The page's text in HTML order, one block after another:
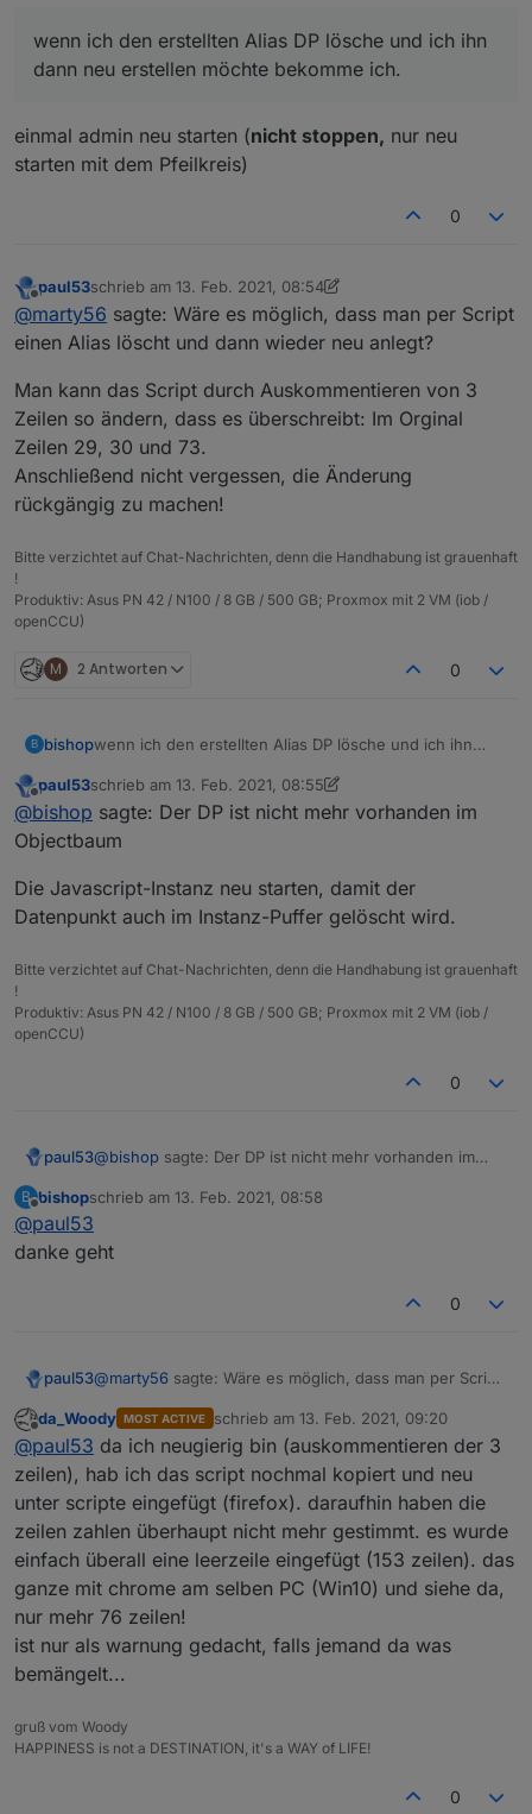
wenn ich den erstellten Alias DP lösche und ich ihn
dann neu erstellen möchte bekomme ich.
einmal admin neu starten (nicht stoppen, nur neu
starten mit dem Pfeilkreis)
0
Offline
paul53schrieb am 13. Feb. 2021, 08:54
zuletzt editiert von paul53
@marty56 sagte: Wäre es möglich, dass man per Script
einen Alias löscht und dann wieder neu anlegt?
Man kann das Script durch Auskommentieren von 3
Zeilen so ändern, dass es überschreibt: Im Orginal
Zeilen 29, 30 und 73.
Anschließend nicht vergessen, die Änderung
rückgängig zu machen!
Bitte verzichtet auf Chat-Nachrichten, denn die Handhabung ist grauenhaft
!
Produktiv: Asus PN 42 / N100 / 8 GB / 500 GB; Proxmox mit 2 VM (iob /
openCCU)
M 2 Antworten 0
B bishopwenn ich den erstellten Alias DP lösche und ich ihn
Der DP ist nicht mehr vorhanden im Objectbaum
Offline
paul53schrieb am 13. Feb. 2021, 08:55
zuletzt editiert von paul53
@bishop sagte: Der DP ist nicht mehr vorhanden im
Objectbaum
Die Javascript-Instanz neu starten, damit der
Datenpunkt auch im Instanz-Puffer gelöscht wird.
Bitte verzichtet auf Chat-Nachrichten, denn die Handhabung ist grauenhaft
!
Produktiv: Asus PN 42 / N100 / 8 GB / 500 GB; Proxmox mit 2 VM (iob /
openCCU)
0
paul53@bishop sagte: Der DP ist nicht mehr vorhanden im
Die Javascript-Instanz neu starten, damit der
B
Offline
bishopschrieb am 13. Feb. 2021, 08:58
zuletzt editiert von
@paul53
danke geht
0
paul53@marty56 sagte: Wäre es möglich, dass man per Script
Man kann das Script durch Auskommentieren von 3
Zeilen so ändern, dass es überschreibt: Im Orginal
Zeilen 29, 30 und 73.
Anschließend nicht vergessen, die Änderung
rückgängig zu machen!
Offline
da_Woody MOST ACTIVE schrieb am 13. Feb. 2021, 09:20
zuletzt editiert von
@paul53 da ich neugierig bin (auskommentieren der 3
zeilen), hab ich das script nochmal kopiert und neu
unter scripte eingefügt (firefox). daraufhin haben die
zeilen zahlen überhaupt nicht mehr gestimmt. es wurde
einfach überall eine leerzeile eingefügt (153 zeilen). das
ganze mit chrome am selben PC (Win10) und siehe da,
nur mehr 76 zeilen!
ist nur als warnung gedacht, falls jemand da was
bemängelt...
gruß vom Woody
HAPPINESS is not a DESTINATION, it's a WAY of LIFE!
0